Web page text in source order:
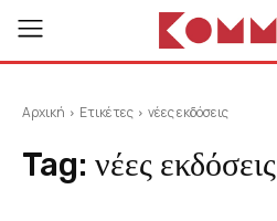
Αρχική Ετικέτες νέες εκδόσεις
Tag: νέες εκδόσεις